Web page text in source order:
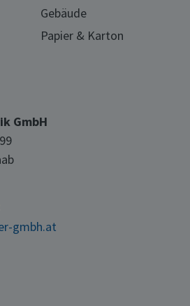
Gebäude
Papier & Karton
GmbH
gmbh.at